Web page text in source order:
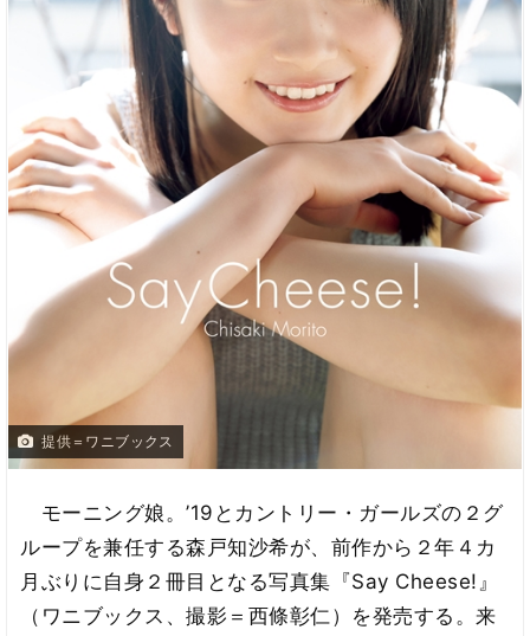
提供＝ワニブックス
モーニング娘。’19とカントリー・ガールズの２グ
ループを兼任する森戸知沙希が、前作から２年４カ
月ぶりに自身２冊目となる写真集『Say Cheese!』
（ワニブックス、撮影＝西條彰仁）を発売する。来